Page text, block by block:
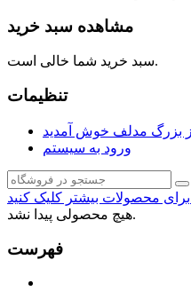
مشاهده سبد خرید
سبد خرید شما خالی است.
تنظیمات
بزرگ مدلف خوش آمدید
ورود به سیستم
هیچ محصولی پیدا نشد.
فهرست